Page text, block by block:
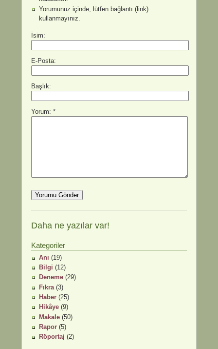
Yorumunuz içinde, lütfen bağlantı (link)
kullanmayınız.
İsim:
E-Posta:
Başlık:
Yorum: *
Daha ne yazılar var!
Kategoriler
Anı (19)
Bilgi (12)
Deneme (29)
Fıkra (3)
Haber (25)
Hikâye (9)
Makale (50)
Rapor (5)
Röportaj (2)